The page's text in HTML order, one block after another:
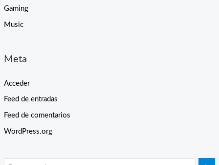
Gaming
Music
Meta
Acceder
Feed de entradas
Feed de comentarios
WordPress.org